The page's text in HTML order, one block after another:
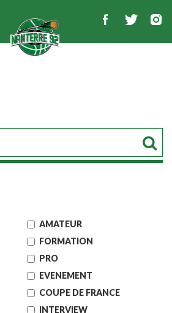
AMATEUR
FORMATION
PRO
EVENEMENT
COUPE DE FRANCE
INTERVIEW